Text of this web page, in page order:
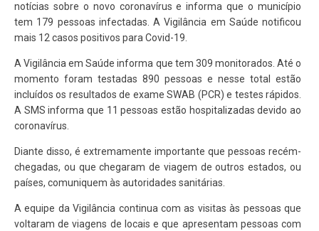
notícias sobre o novo coronavírus e informa que o município
tem 179 pessoas infectadas. A Vigilância em Saúde notificou
mais 12 casos positivos para Covid-19.
A Vigilância em Saúde informa que tem 309 monitorados. Até o
momento foram testadas 890 pessoas e nesse total estão
incluídos os resultados de exame SWAB (PCR) e testes rápidos.
A SMS informa que 11 pessoas estão hospitalizadas devido ao
coronavírus.
Diante disso, é extremamente importante que pessoas recém-
chegadas, ou que chegaram de viagem de outros estados, ou
países, comuniquem às autoridades sanitárias.
A equipe da Vigilância continua com as visitas às pessoas que
voltaram de viagens de locais e que apresentam pessoas com